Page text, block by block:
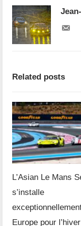
Related posts
L’Asian Le Mans
s’installe
Europe pour